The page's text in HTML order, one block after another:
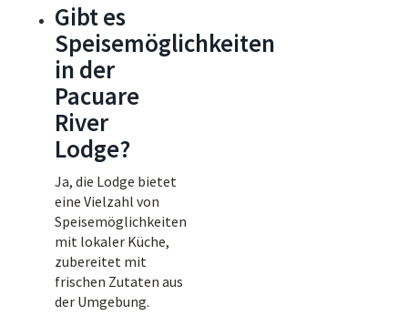
Gibt es
Speisemöglichkeiten
in der
Pacuare
River
Lodge?
Ja, die Lodge bietet
eine Vielzahl von
Speisemöglichkeiten
mit lokaler Küche,
zubereitet mit
frischen Zutaten aus
der Umgebung.